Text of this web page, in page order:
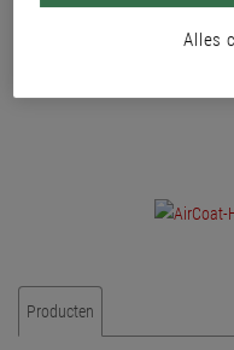
Producten
Alles